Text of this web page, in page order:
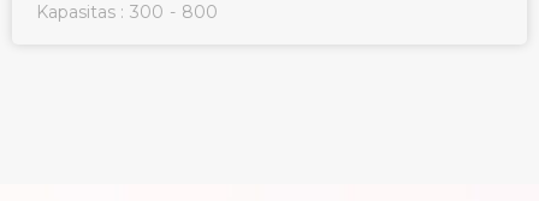
Kapasitas : 300 - 800